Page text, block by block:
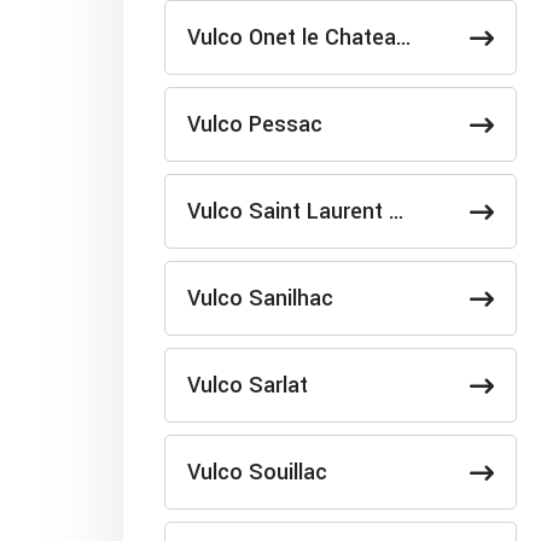
Vulco Onet le Chatea…
Vulco Pessac
Vulco Saint Laurent …
Vulco Sanilhac
Vulco Sarlat
Vulco Souillac